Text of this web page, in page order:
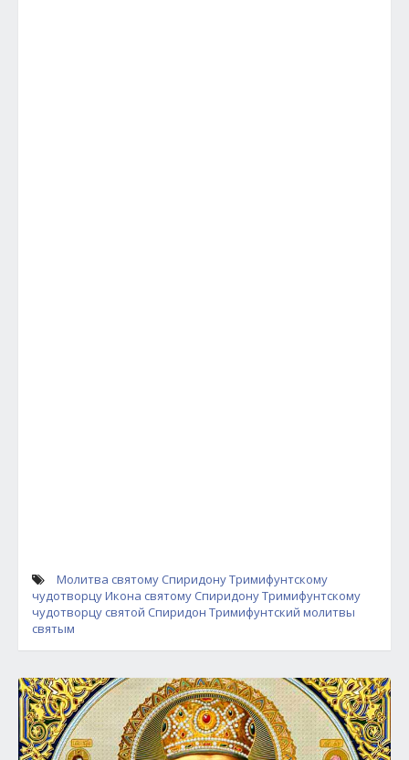
Молитва святому Спиридону Тримифунтскому
чудотворцуИкона святому Спиридону Тримифунтскому
чудотворцу святой Спиридон Тримифунтский молитвы
святым